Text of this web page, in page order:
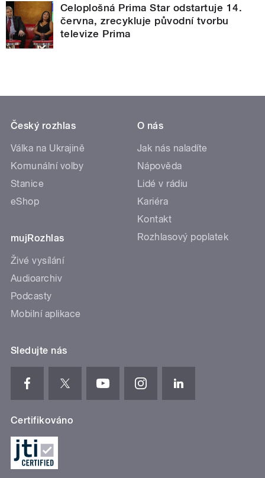
Celoplošná Prima Star odstartuje 14.
června, zrecykluje původní tvorbu
televize Prima
Český rozhlas
Válka na Ukrajině
Komunální volby
Stanice
eShop
mujRozhlas
Živé vysílání
Audioarchiv
Podcasty
Mobilní aplikace
O nás
Jak nás naladíte
Nápověda
Lidé v rádiu
Kariéra
Kontakt
Rozhlasový poplatek
Sledujte nás
Certifikováno